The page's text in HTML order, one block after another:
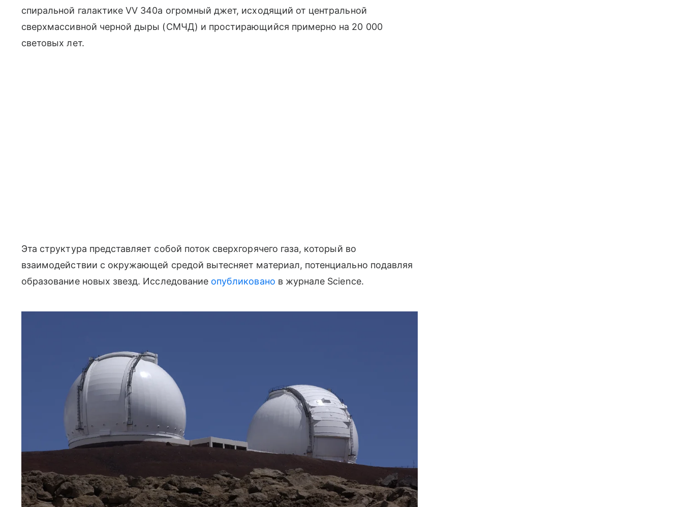
спиральной галактике VV 340a огромный джет, исходящий от центральной
сверхмассивной черной дыры (СМЧД) и простирающийся примерно на 20 000
световых лет.
Эта структура представляет собой поток сверхгорячего газа, который во
взаимодействии с окружающей средой вытесняет материал, потенциально подавляя
образование новых звезд. Исследование опубликовано в журнале Science.